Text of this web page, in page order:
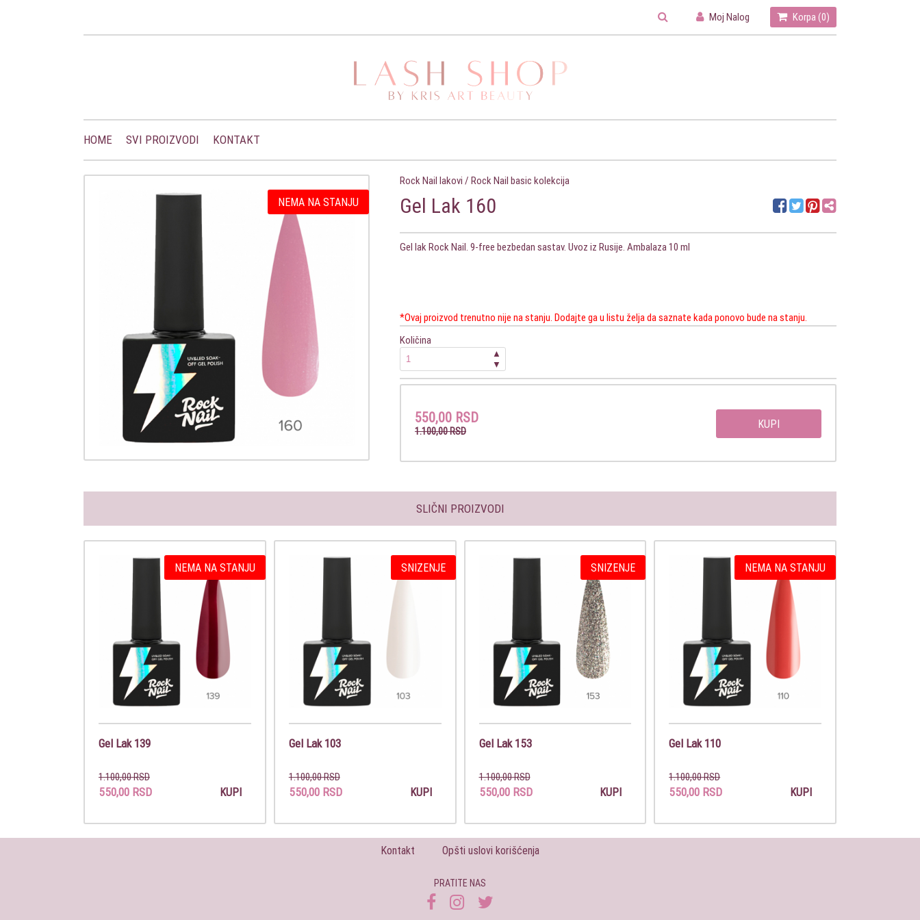
Moj Nalog Korpa (0)
HOME SVI PROIZVODI KONTAKT
NEMA NA STANJU
Rock Nail lakovi / Rock Nail basic kolekcija
Gel Lak 160
Gel lak Rock Nail. 9-free bezbedan sastav. Uvoz iz Rusije. Ambalaza 10 ml
*Ovaj proizvod trenutno nije na stanju. Dodajte ga u listu želja da saznate kada ponovo bude na stanju.
Količina
▲
▼
550,00 RSD
1.100,00 RSD
KUPI
SLIČNI PROIZVODI
NEMA NA STANJU
Gel Lak 139
1.100,00 RSD
550,00 RSD KUPI
SNIZENJE
Gel Lak 103
1.100,00 RSD
550,00 RSD KUPI
SNIZENJE
Gel Lak 153
1.100,00 RSD
550,00 RSD KUPI
NEMA NA STANJU
Gel Lak 110
1.100,00 RSD
550,00 RSD KUPI
Kontakt Opšti uslovi korišćenja
PRATITE NAS